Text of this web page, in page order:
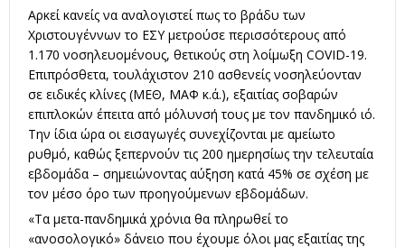
Αρκεί κανείς να αναλογιστεί πως το βράδυ των
Χριστουγέννων το ΕΣΥ μετρούσε περισσότερους από
1.170 νοσηλευομένους, θετικούς στη λοίμωξη COVID-19.
Επιπρόσθετα, τουλάχιστον 210 ασθενείς νοσηλεύονταν
σε ειδικές κλίνες (ΜΕΘ, ΜΑΦ κ.ά.), εξαιτίας σοβαρών
επιπλοκών έπειτα από μόλυνσή τους με τον πανδημικό ιό.
Την ίδια ώρα οι εισαγωγές συνεχίζονται με αμείωτο
ρυθμό, καθώς ξεπερνούν τις 200 ημερησίως την τελευταία
εβδομάδα – σημειώνοντας αύξηση κατά 45% σε σχέση με
τον μέσο όρο των προηγούμενων εβδομάδων.
«Τα μετα-πανδημικά χρόνια θα πληρωθεί το
«ανοσολογικό» δάνειο που έχουμε όλοι μας εξαιτίας της